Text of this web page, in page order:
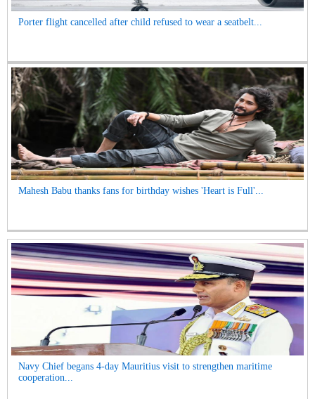
Porter flight cancelled after child refused to wear a seatbelt...
Mahesh Babu thanks fans for birthday wishes 'Heart is Full'...
Navy Chief begans 4-day Mauritius visit to strengthen maritime
cooperation...